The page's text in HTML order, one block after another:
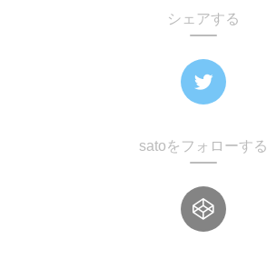
シェアする
satoをフォローする